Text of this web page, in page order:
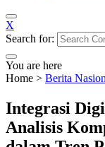
X
Search for:
You are here
Home > Berita
Integrasi
Analisis